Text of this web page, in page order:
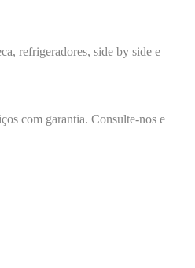
refrigeradores, side by side e
com garantia. Consulte-nos e